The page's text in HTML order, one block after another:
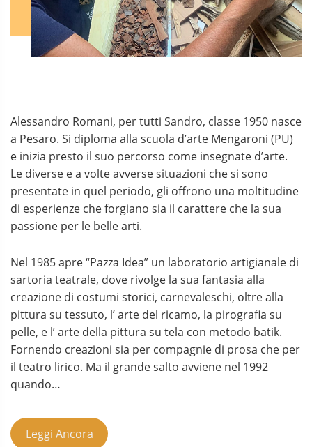
Alessandro Romani, per tutti Sandro, classe 1950 nasce
a Pesaro. Si diploma alla scuola d’arte Mengaroni (PU)
e inizia presto il suo percorso come insegnate d’arte.
Le diverse e a volte avverse situazioni che si sono
presentate in quel periodo, gli offrono una moltitudine
di esperienze che forgiano sia il carattere che la sua
passione per le belle arti.
Nel 1985 apre “Pazza Idea” un laboratorio artigianale di
sartoria teatrale, dove rivolge la sua fantasia alla
creazione di costumi storici, carnevaleschi, oltre alla
pittura su tessuto, l’ arte del ricamo, la pirografia su
pelle, e l’ arte della pittura su tela con metodo batik.
Fornendo creazioni sia per compagnie di prosa che per
il teatro lirico. Ma il grande salto avviene nel 1992
quando…
Leggi Ancora